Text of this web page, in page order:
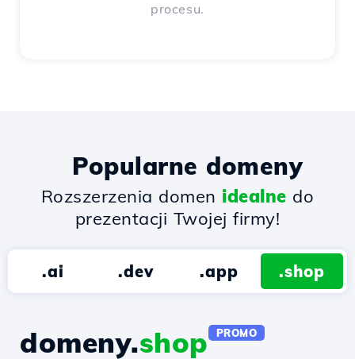
procesu.
Popularne domeny
Rozszerzenia domen idealne do
prezentacji Twojej firmy!
.ai .dev .app .shop
domeny.shop PROMO